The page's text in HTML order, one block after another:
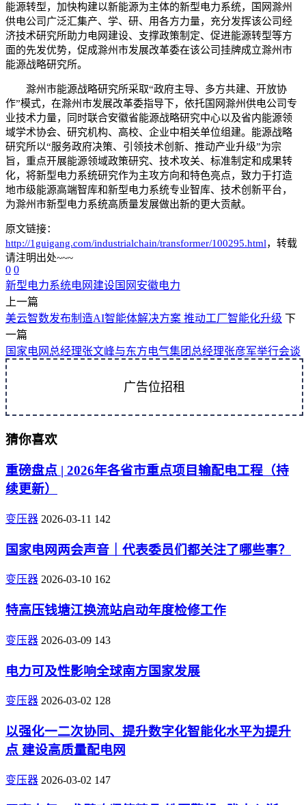
能源转型，加快构建以新能源为主体的新型电力系统，国网滁州
供电公司广泛汇集产、学、研、用各方力量，充分发挥该公司经
济技术研究所助力电网建设、支撑政策制定、促进能源转型等方
面的先发优势，促成滁州市发展改革委在该公司挂牌成立滁州市
能源战略研究所。
滁州市能源战略研究所采取“政府主导、多方共建、开放协
作”模式，在滁州市发展改革委指导下，依托国网滁州供电公司专
业技术力量，同时联合安徽省能源战略研究中心以及省内能源领
域学术协会、研究机构、高校、企业中相关单位组建。能源战略
研究所以“服务政府决策、引领技术创新、推动产业升级”为宗
旨，重点开展能源领域政策研究、技术攻关、标准制定和成果转
化，将新型电力系统研究作为主攻方向和特色亮点，致力于打造
地市级能源高端智库和新型电力系统专业智库、技术创新平台，
为滁州市新型电力系统高质量发展做出新的更大贡献。
原文链接：
http://1guigang.com/industrialchain/transformer/100295.html，转载
请注明出处~~~
0 0
新型电力系统电网建设国网安徽电力
上一篇
美云智数发布制造AI智能体解决方案 推动工厂智能化升级 下
一篇
国家电网总经理张文峰与东方电气集团总经理张彦军举行会谈
广告位招租
猜你喜欢
重磅盘点 | 2026年各省市重点项目输配电工程（持
续更新）
变压器 2026-03-11 142
国家电网两会声音｜代表委员们都关注了哪些事？
变压器 2026-03-10 162
特高压钱塘江换流站启动年度检修工作
变压器 2026-03-09 143
电力可及性影响全球南方国家发展
变压器 2026-03-02 128
以强化一二次协同、提升数字化智能化水平为提升
点 建设高质量配电网
变压器 2026-03-02 147